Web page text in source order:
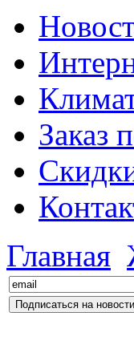
Заказ
Главная